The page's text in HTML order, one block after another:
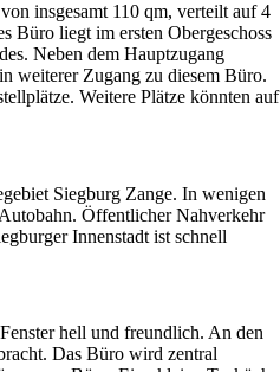
insgesamt 110 qm, verteilt auf 4
Büro liegt im ersten Obergeschoss
Neben dem Hauptzugang
weiterer Zugang zu diesem Büro.
Weitere Plätze könnten auf
Siegburg Zange. In wenigen
Öffentlicher Nahverkehr
Innenstadt ist schnell
hell und freundlich. An den
Das Büro wird zentral